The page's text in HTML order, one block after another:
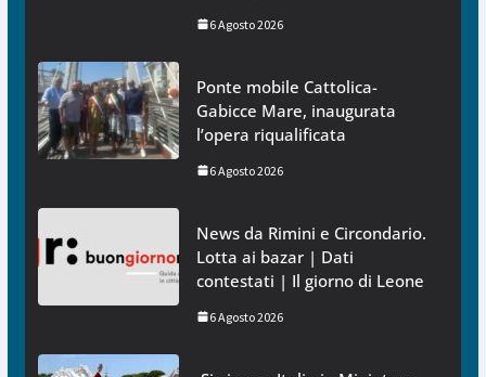
6 Agosto 2026
Ponte mobile Cattolica-
Gabicce Mare, inaugurata
l’opera riqualificata
6 Agosto 2026
News da Rimini e Circondario.
Lotta ai bazar | Dati
contestati | Il giorno di Leone
6 Agosto 2026